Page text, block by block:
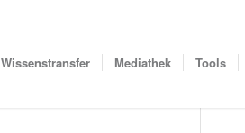
Wissenstransfer Mediathek Tools